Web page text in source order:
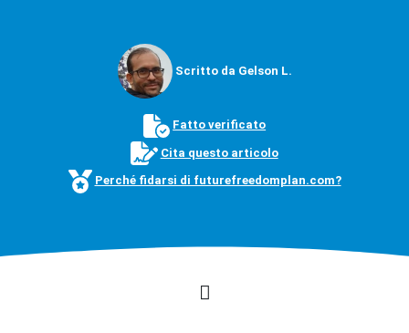
Scritto da Gelson L.
Fatto verificato
Cita questo articolo
Perché fidarsi di futurefreedomplan.com?